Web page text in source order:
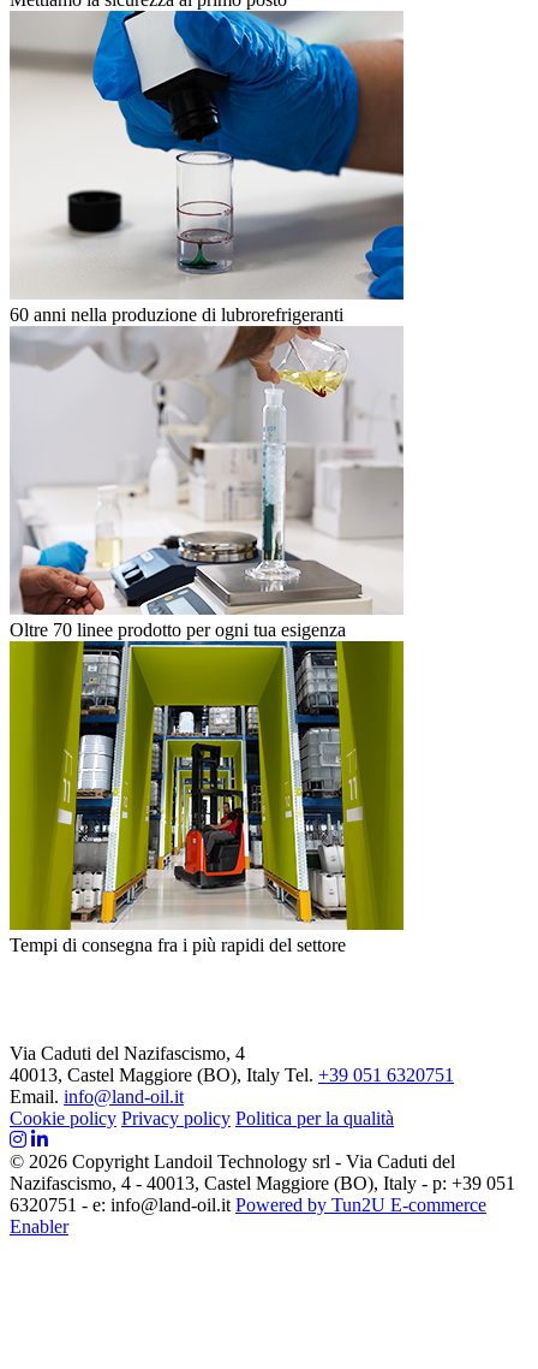
60 anni nella produzione di lubrorefrigeranti
Oltre 70 linee prodotto per ogni tua esigenza
Tempi di consegna fra i più rapidi del settore
Via Caduti del Nazifascismo, 4
40013, Castel Maggiore (BO), Italy Tel. +39 051 6320751
Email. info@land-oil.it
Cookie policy Privacy policy Politica per la qualità
© 2026 Copyright Landoil Technology srl - Via Caduti del
Nazifascismo, 4 - 40013, Castel Maggiore (BO), Italy - p: +39 051
6320751 - e: info@land-oil.it Powered by Tun2U E-commerce
Enabler